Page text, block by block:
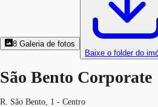
8 Galeria de fotos
Baixe o folder do
São Bento Corporate
R. São Bento, 1 - Centro